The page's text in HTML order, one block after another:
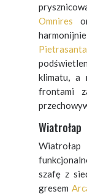
Omnires
klimatu, a
frontami
Wiatrołap
szafę z
gresem